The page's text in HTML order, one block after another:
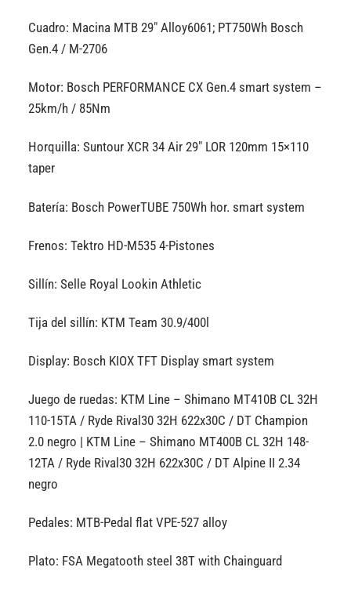
Cuadro: Macina MTB 29″ Alloy6061; PT750Wh Bosch
Gen.4 / M-2706
Motor: Bosch PERFORMANCE CX Gen.4 smart system –
25km/h / 85Nm
Horquilla: Suntour XCR 34 Air 29″ LOR 120mm 15×110
taper
Batería: Bosch PowerTUBE 750Wh hor. smart system
Frenos: Tektro HD-M535 4-Pistones
Sillín: Selle Royal Lookin Athletic
Tija del sillín: KTM Team 30.9/400l
Display: Bosch KIOX TFT Display smart system
Juego de ruedas: KTM Line – Shimano MT410B CL 32H
110-15TA / Ryde Rival30 32H 622x30C / DT Champion
2.0 negro | KTM Line – Shimano MT400B CL 32H 148-
12TA / Ryde Rival30 32H 622x30C / DT Alpine II 2.34
negro
Pedales: MTB-Pedal flat VPE-527 alloy
Plato: FSA Megatooth steel 38T with Chainguard